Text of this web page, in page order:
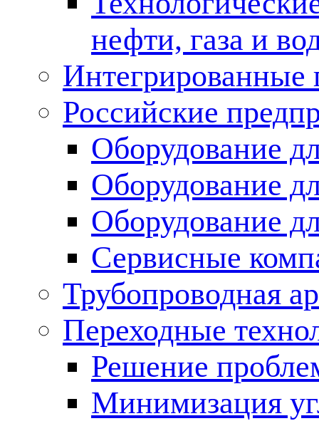
нефти, газа и
Российские
Оборудование
Оборудование
Оборудование
Сервисные
Трубопроводная
Переходные
Решение
Минимизация